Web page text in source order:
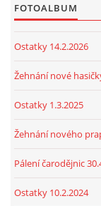
FOTOALBUM
Ostatky 14.2.2026
Žehnání nové
Ostatky 1.3.2025
Žehnání nového
Pálení čarodějnic
Ostatky 10.2.2024